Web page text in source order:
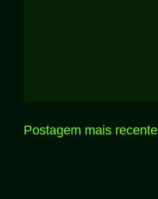
Postagem mais recente